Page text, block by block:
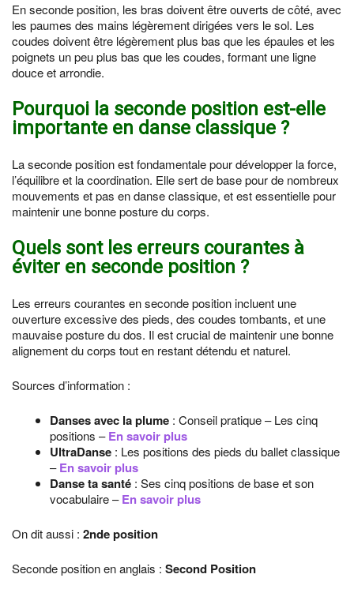
En seconde position, les bras doivent être ouverts de côté, avec
les paumes des mains légèrement dirigées vers le sol. Les
coudes doivent être légèrement plus bas que les épaules et les
poignets un peu plus bas que les coudes, formant une ligne
douce et arrondie.
Pourquoi la seconde position est-elle
importante en danse classique ?
La seconde position est fondamentale pour développer la force,
l’équilibre et la coordination. Elle sert de base pour de nombreux
mouvements et pas en danse classique, et est essentielle pour
maintenir une bonne posture du corps.
Quels sont les erreurs courantes à
éviter en seconde position ?
Les erreurs courantes en seconde position incluent une
ouverture excessive des pieds, des coudes tombants, et une
mauvaise posture du dos. Il est crucial de maintenir une bonne
alignement du corps tout en restant détendu et naturel.
Sources d’information :
Danses avec la plume : Conseil pratique – Les cinq
positions –En savoir plus
UltraDanse : Les positions des pieds du ballet classique
–En savoir plus
Danse ta santé : Ses cinq positions de base et son
vocabulaire –En savoir plus
On dit aussi : 2nde position
Seconde position en anglais : Second Position